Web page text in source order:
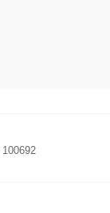
100692